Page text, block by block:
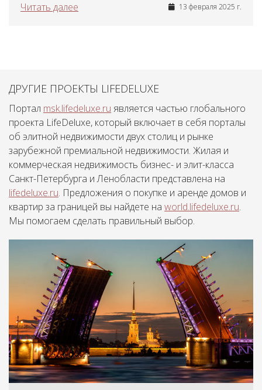
Читать далее
13 февраля 2025 г.
ДРУГИЕ ПРОЕКТЫ LIFEDELUXE
Портал msk.lifedeluxe.ru является частью глобального
проекта LifeDeluxe, который включает в себя порталы
об элитной недвижимости двух столиц и рынке
зарубежной премиальной недвижимости. Жилая и
коммерческая недвижимость бизнес- и элит-класса
Санкт-Петербурга и Ленобласти представлена на
lifedeluxe.ru. Предложения о покупке и аренде домов и
квартир за границей вы найдете на world.lifedeluxe.ru.
Мы помогаем сделать правильный выбор.